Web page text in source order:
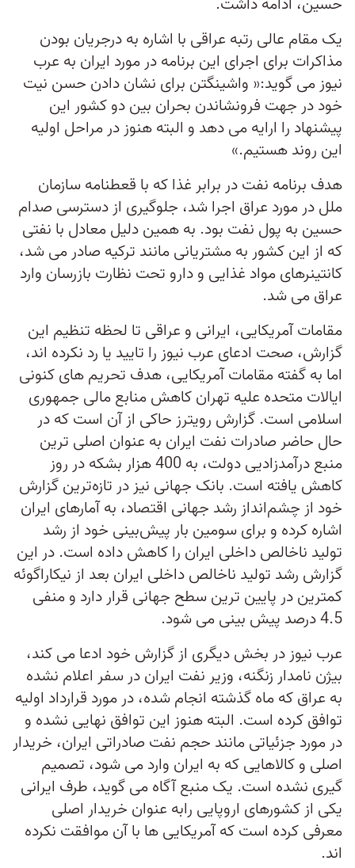
یک مقام عالی رتبه عراقی با اشاره به درجریان بودن
مذاکرات برای اجرای این برنامه در مورد ایران به عرب
نیوز می گوید:« واشینگتن برای نشان دادن حسن نیت
خود در جهت فرونشاندن بحران بین دو کشور این
پیشنهاد را ارایه می دهد و البته هنوز در مراحل اولیه
این روند هستیم.»
هدف برنامه نفت در برابر غذا که با قعطنامه سازمان
ملل در مورد عراق اجرا شد، جلوگیری از دسترسی صدام
حسین به پول نفت بود. به همین دلیل معادل با نفتی
که از این کشور به مشتریانی مانند ترکیه صادر می شد،
کانتینرهای مواد غذایی و دارو تحت نظارت بازرسان وارد
عراق می شد.
مقامات آمریکایی، ایرانی و عراقی تا لحظه تنظیم این
گزارش، صحت ادعای عرب نیوز را تایید یا رد نکرده اند،
اما به گفته مقامات آمریکایی، هدف تحریم های کنونی
ایالات متحده علیه تهران کاهش منابع مالی جمهوری
اسلامی است. گزارش رویترز حاکی از آن است که در
حال حاضر صادرات نفت ایران به عنوان اصلی ترین
منبع درآمدزادیی دولت، به 400 هزار بشکه در روز
کاهش یافته است. بانک جهانی نیز در تازه‌ترین گزارش
خود از چشم‌انداز رشد جهانی اقتصاد، به آمارهای ایران
اشاره کرده و برای سومین بار پیش‌بینی خود از رشد
تولید ناخالص داخلی ایران را کاهش داده است. در این
گزارش رشد تولید ناخالص داخلی ایران بعد از نیکاراگوئه
کمترین در پایین ترین سطح جهانی قرار دارد و منفی
4.5 درصد پیش بینی می شود.
عرب نیوز در بخش دیگری از گزارش خود ادعا می کند،
بیژن نامدار زنگنه، وزیر نفت ایران در سفر اعلام نشده
به عراق که ماه گذشته انجام شده، در مورد قرارداد اولیه
توافق کرده است. البته هنوز این توافق نهایی نشده و
در مورد جزئیاتی مانند حجم نفت صادراتی ایران، خریدار
اصلی و کالاهایی که به ایران وارد می شود، تصمیم
گیری نشده است. یک منبع آگاه می گوید، طرف ایرانی
یکی از کشورهای اروپایی رابه عنوان خریدار اصلی
معرفی کرده است که آمریکایی ها با آن موافقت نکرده
اند.